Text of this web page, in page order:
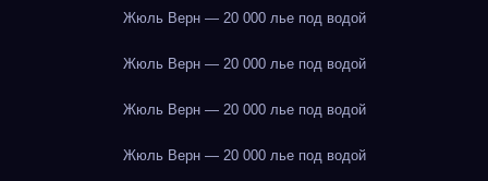
Жюль Верн — 20 000 лье под водой
Жюль Верн — 20 000 лье под водой
Жюль Верн — 20 000 лье под водой
Жюль Верн — 20 000 лье под водой